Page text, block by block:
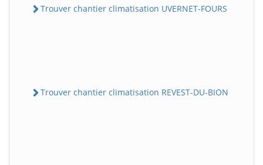
Trouver chantier climatisation UVERNET-FOURS
Trouver chantier climatisation REVEST-DU-BION